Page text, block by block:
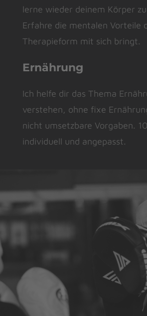
lerne wieder deinem Körper
Erfahre die mentalen Vorteile
Therapieform mit sich bringt.
Ernährung
Ich helfe dir das Thema
verstehen, ohne fixe
nicht umsetzbare Vorgaben.
individuell und angepasst.